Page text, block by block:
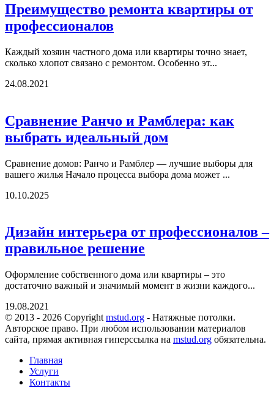
Преимущество ремонта квартиры от
профессионалов
Каждый хозяин частного дома или квартиры точно знает,
сколько хлопот связано с ремонтом. Особенно эт...
24.08.2021
Сравнение Ранчо и Рамблера: как
выбрать идеальный дом
Сравнение домов: Ранчо и Рамблер — лучшие выборы для
вашего жилья Начало процесса выбора дома может ...
10.10.2025
Дизайн интерьера от профессионалов –
правильное решение
Оформление собственного дома или квартиры – это
достаточно важный и значимый момент в жизни каждого...
19.08.2021
© 2013 - 2026 Copyright mstud.org - Натяжные потолки.
Авторское право. При любом использовании материалов
сайта, прямая активная гиперссылка на mstud.org обязательна.
Главная
Услуги
Контакты